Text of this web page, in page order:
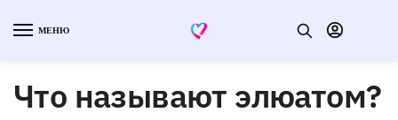
МЕНЮ
Что называют элюатом?